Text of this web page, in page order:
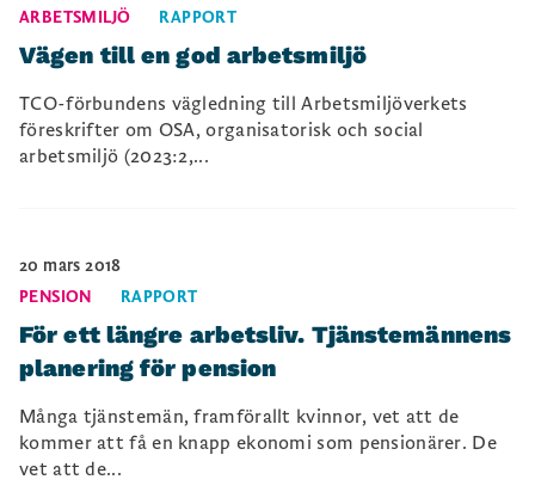
ARBETSMILJÖ
RAPPORT
Vägen till en god arbetsmiljö
TCO-förbundens vägledning till Arbetsmiljöverkets
föreskrifter om OSA, organisatorisk och social
arbetsmiljö (2023:2,...
20 mars 2018
PENSION
RAPPORT
För ett längre arbetsliv. Tjänstemännens
planering för pension
Många tjänstemän, framförallt kvinnor, vet att de
kommer att få en knapp ekonomi som pensionärer. De
vet att de...